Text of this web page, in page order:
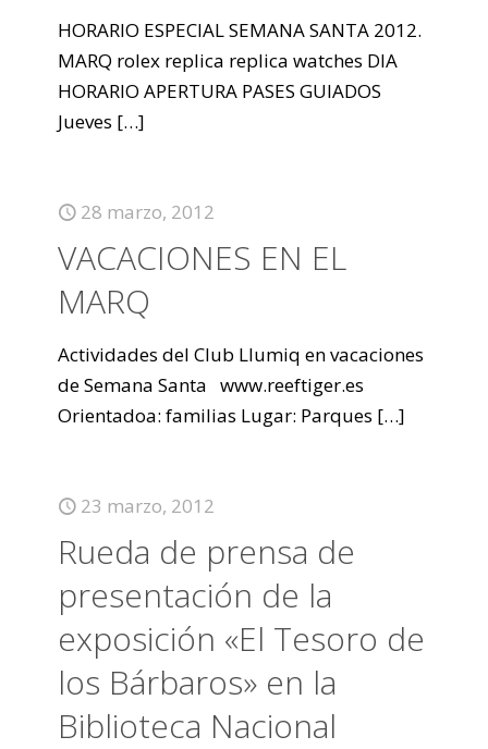
HORARIO ESPECIAL SEMANA SANTA 2012.
MARQ rolex replica replica watches DIA
HORARIO APERTURA PASES GUIADOS
Jueves […]
28 marzo, 2012
VACACIONES EN EL
MARQ
Actividades del Club Llumiq en vacaciones
de Semana Santa www.reeftiger.es
Orientadoa: familias Lugar: Parques […]
23 marzo, 2012
Rueda de prensa de
presentación de la
exposición «El Tesoro de
los Bárbaros» en la
Biblioteca Nacional